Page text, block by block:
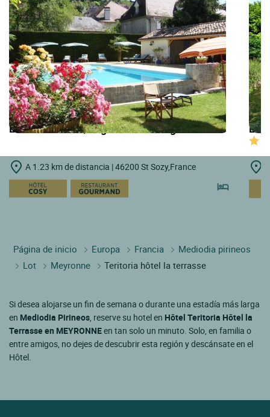
LOGIS HOTELS | Logis Hôtel Grangier
A 1.23 km de distancia | 46200 St Sozy,France
Página de inicio Europa Francia
Mediodia pirineos
Lot
Meyronne Teritoria hôtel la terrasse
Si desea alojarse un fin de semana o durante una estadía más larga
en Mediodia Pirineos , reserve su hotel en Hôtel Teritoria Hôtel la
Terrasse en MEYRONNEen tan solo un minuto. Solo, en familia o
entre amigos, no dejes de descubrir esta región y descánsate en el
Hôtel.